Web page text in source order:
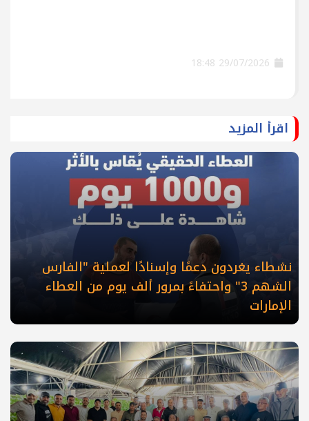
اقرأ المزيد
نشطاء يغردون دعمًا وإسنادًا لعملية "الفارس
الشهم 3" واحتفاءً بمرور ألف يوم من العطاء
الإمارات